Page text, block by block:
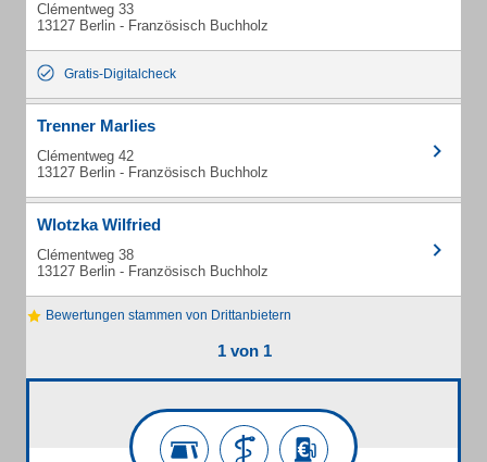
Clémentweg 33
13127 Berlin - Französisch Buchholz
Gratis-Digitalcheck
Trenner Marlies
Clémentweg 42
13127 Berlin - Französisch Buchholz
Wlotzka Wilfried
Clémentweg 38
13127 Berlin - Französisch Buchholz
Bewertungen stammen von Drittanbietern
1 von 1